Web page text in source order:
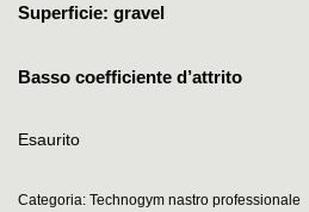
Superficie: gravel
Basso coefficiente d’attrito
Esaurito
Categoria: Technogym nastro professionale